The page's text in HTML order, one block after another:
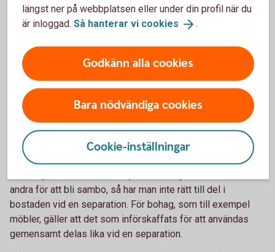
Skriv under bodelningsavtalet.
Om bodelningen gäller ett samboförhållande är det den dag
som samboförhållandet upphörde.
Som sambo har man enbart rätt till hälften av det
sammanlagda nettovärdet av bostad och bohag som
införskaffats för gemensamt bruk, alltså inte till det som
var och en fått eller köpt för eget bruk, säger Madelén.
andra för att bli sambo, så har man inte rätt till del i
bostaden vid en separation. För bohag, som till exempel
möbler, gäller att det som införskaffats för att användas
gemensamt delas lika vid en separation.
längst ner på webbplatsen eller under din profil när du
är inloggad. Så hanterar vi cookies .
Godkänn alla cookies
Bara nödvändiga cookies
Cookie-inställningar